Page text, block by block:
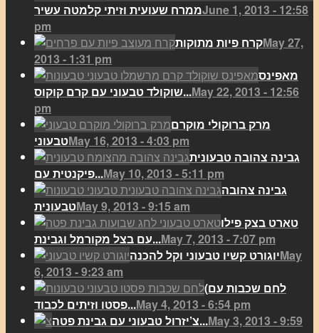
ממרח שעועית וזיתי קלמטה עשירJune 1, 2013 - 12:58
pm
קרח פיות מתוקותMay 27,
2013 - 1:31 pm
מאפינס
שוקולד טבעוני עם קרם קוקוס...May 22, 2013 - 12:56
pm
מרק ברוקולי מוקרם
טבעוניMay 16, 2013 - 4:03 pm
גבינה צהובה טבעונית
פיקנטית עם...May 10, 2013 - 5:11 pm
גבינה צהובה
טבעוניתMay 9, 2013 - 9:15 am
טארט בצק פילו
עם בצל מקורמל וגבינת...May 7, 2013 - 7:07 pm
יוגורט קשיו טבעוני וקל להכנהMay
6, 2013 - 9:23 am
(לחם שכבות עם
פסטו וזיתים לכבוד...May 4, 2013 - 6:54 pm
צ’יזרול טבעוני עם גבינת פטה...May 3, 2013 - 9:59